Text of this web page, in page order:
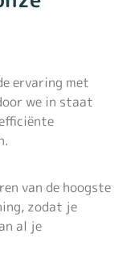
ervaring met
we in staat
van de hoogste
zodat je
al je